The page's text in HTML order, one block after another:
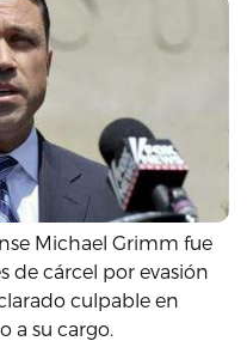
Michael Grimm fue
de cárcel por evasión
culpable en
a su cargo.